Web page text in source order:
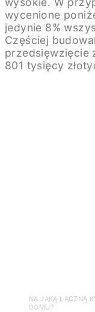
wycenione
jedynie 8%
Częściej
przedsięwzięcie
801 tysięcy
NA JAKĄ ŁĄCZNĄ
DOMU?